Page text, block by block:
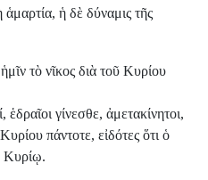
ἡ δὲ δύναμις τῆς
τὸ νῖκος διὰ τοῦ Κυρίου
γίνεσθε, ἀμετακίνητοι,
πάντοτε, εἰδότες ὅτι ὁ
Κυρίῳ.